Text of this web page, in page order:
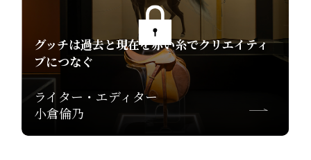
グッチは過去と現在を赤い糸でクリエイティ
ブにつなぐ
ライター・エディター
小倉倫乃